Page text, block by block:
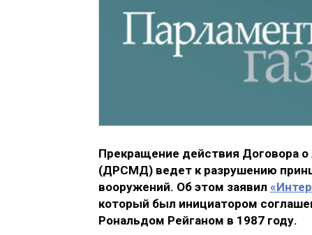
Прекращение действия Договора
(ДРСМД) ведет к разрушению
вооружений. Об этом заявил
который был инициатором
Рональдом Рейганом в 1987 году.